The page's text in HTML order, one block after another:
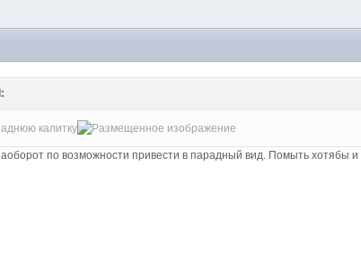
калитку
по возможности привести в парадный вид. Помыть хотябы